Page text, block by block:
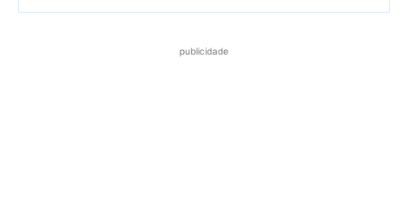
publicidade